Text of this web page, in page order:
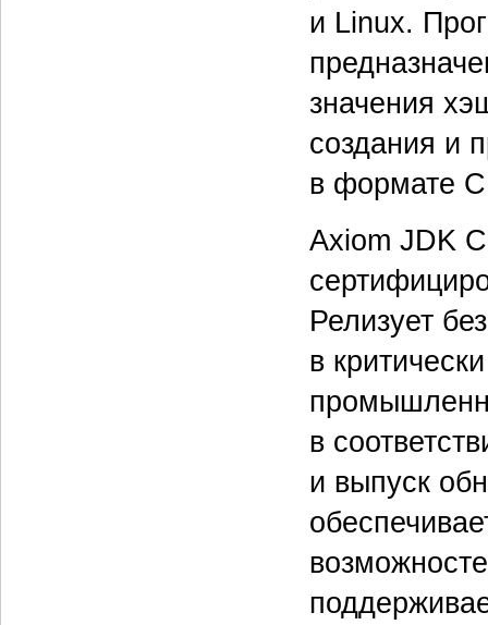
и Linux.
значения
создания и
в формате
Axiom JDK
Релизует
в
в
и выпуск